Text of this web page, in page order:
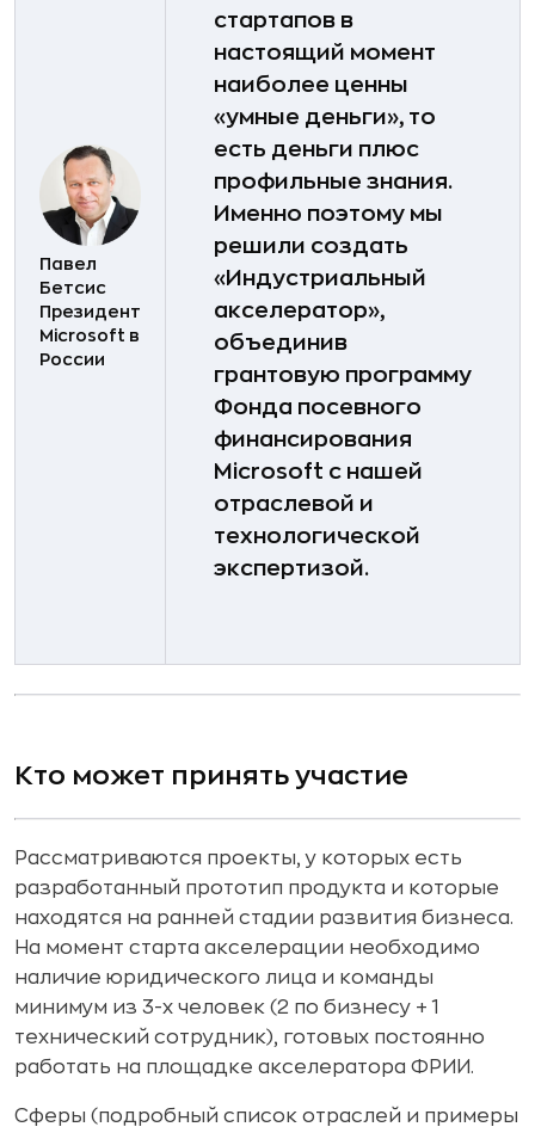
Павел
Бетсис
Президент
Microsoft в
России
стартапов в
настоящий момент
наиболее ценны
«умные деньги», то
есть деньги плюс
профильные знания.
Именно поэтому мы
решили создать
«Индустриальный
акселератор»,
объединив
грантовую программу
Фонда посевного
финансирования
Microsoft с нашей
отраслевой и
технологической
экспертизой.
Кто может принять участие
Рассматриваются проекты, у которых есть
разработанный прототип продукта и которые
находятся на ранней стадии развития бизнеса.
На момент старта акселерации необходимо
наличие юридического лица и команды
минимум из 3-х человек (2 по бизнесу + 1
технический сотрудник), готовых постоянно
работать на площадке акселератора ФРИИ.
Сферы (подробный список отраслей и примеры